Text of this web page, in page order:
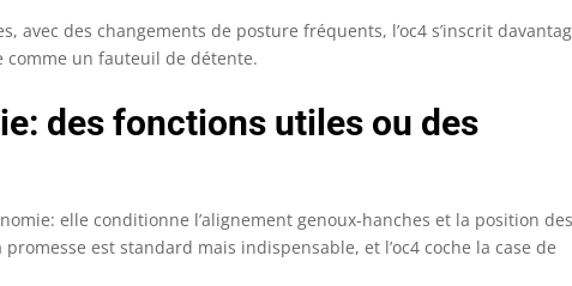
avec des changements de posture fréquents, l’oc4 s’inscrit
comme un fauteuil de détente.
des fonctions utiles ou des
elle conditionne l’alignement genoux-hanches et la position des
est standard mais indispensable, et l’oc4 coche la case de